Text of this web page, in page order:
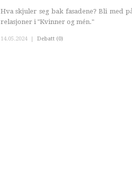
Hva skjuler seg bak fasadene? Bli med
relasjoner i "Kvinner og mén."
14.05.2024 Debatt (0)